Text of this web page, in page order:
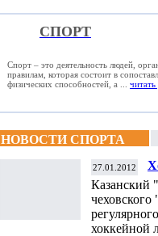
СПОРТ
Спорт – это деятельность людей,
правилам, которая состоит в
физических способностей, а ... читать
НОВОСТИ СПОРТА
27.01.2012
Казанский
хоккейной